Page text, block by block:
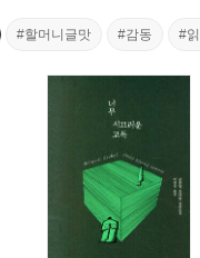
#할머니글맛 #감동 #